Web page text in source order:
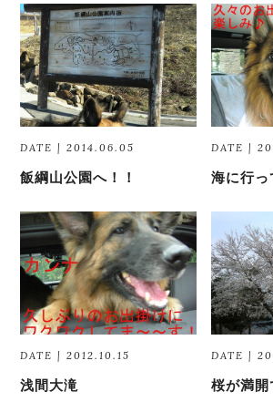
DATE | 2014.06.05
飯綱山公園へ！！
DATE |
海に行
DATE | 2012.10.15
浅間大滝
DATE |
桜が満